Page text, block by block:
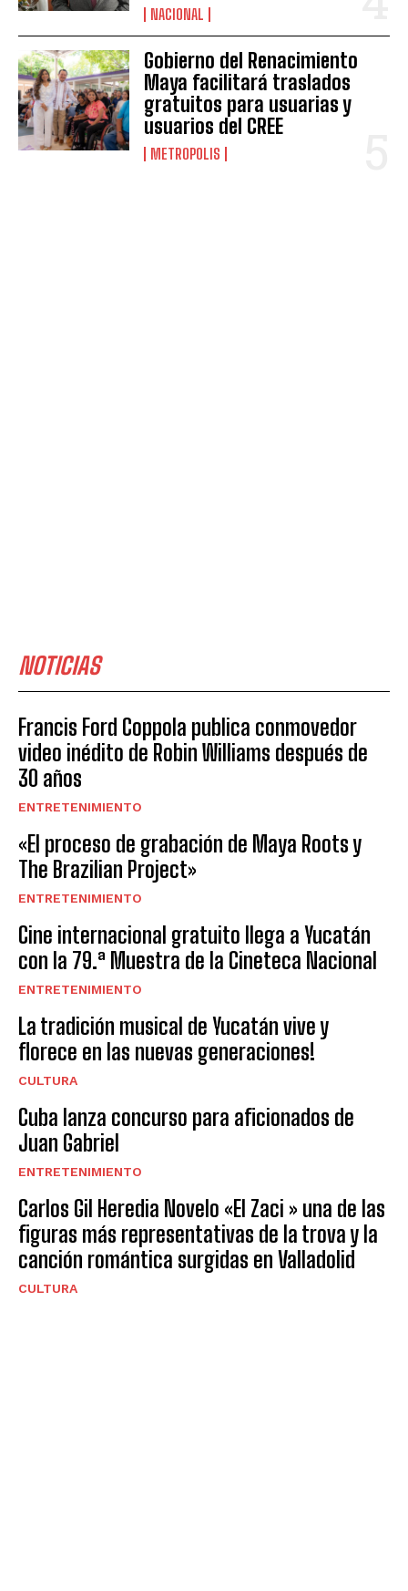
NACIONAL
Gobierno del Renacimiento
Maya facilitará traslados
gratuitos para usuarias y
usuarios del CREE
METROPOLIS
NOTICIAS
Francis Ford Coppola publica conmovedor
video inédito de Robin Williams después de
30 años
ENTRETENIMIENTO
«El proceso de grabación de Maya Roots y
The Brazilian Project»
ENTRETENIMIENTO
Cine internacional gratuito llega a Yucatán
con la 79.ª Muestra de la Cineteca Nacional
ENTRETENIMIENTO
La tradición musical de Yucatán vive y
florece en las nuevas generaciones!
CULTURA
Cuba lanza concurso para aficionados de
Juan Gabriel
ENTRETENIMIENTO
Carlos Gil Heredia Novelo «El Zaci » una de las
figuras más representativas de la trova y la
canción romántica surgidas en Valladolid
CULTURA